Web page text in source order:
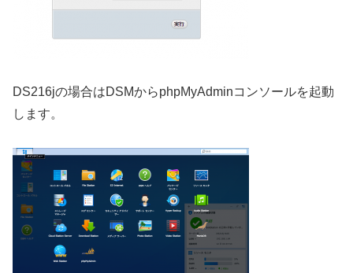
DS216jの場合はDSMからphpMyAdminコンソールを起動
します。